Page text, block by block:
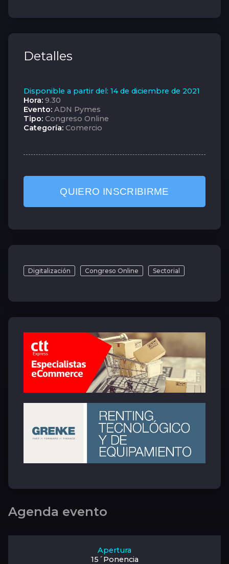
Detalles
Disponible a partir del: 14 de diciembre de 2021
Hora: 9.30
Evento: ADN Pymes
Tipo: Congreso Online
Categoría: Comercio
QUIERO INSCRIBIRME
Digitalización Congreso Online Sectorial
Agenda evento
Apertura
15´Ponencia